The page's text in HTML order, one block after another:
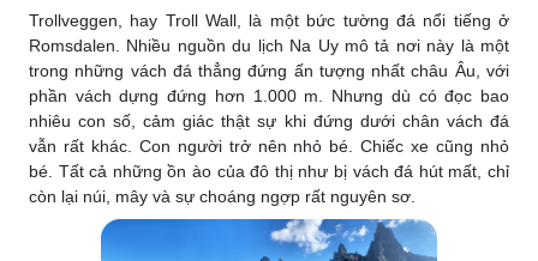
Trollveggen, hay Troll Wall, là một bức tường đá nổi tiếng ở
Romsdalen. Nhiều nguồn du lịch Na Uy mô tả nơi này là một
trong những vách đá thẳng đứng ấn tượng nhất châu Âu, với
phần vách dựng đứng hơn 1.000 m. Nhưng dù có đọc bao
nhiêu con số, cảm giác thật sự khi đứng dưới chân vách đá
vẫn rất khác. Con người trở nên nhỏ bé. Chiếc xe cũng nhỏ
bé. Tất cả những ồn ào của đô thị như bị vách đá hút mất, chỉ
còn lại núi, mây và sự choáng ngợp rất nguyên sơ.